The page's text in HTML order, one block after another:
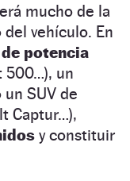
mucho de la
vehículo. En
potencia
500…), un
SUV de
Captur…),
y constituir